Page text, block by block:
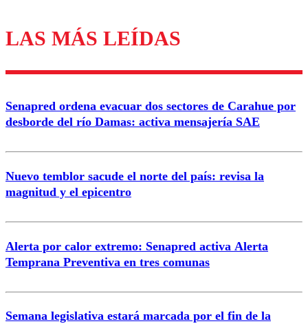
Los comentarios son moderados para garantizar un
diálogo respetuoso.
Correo
LAS MÁS LEÍDAS
Senapred ordena evacuar dos sectores de Carahue por
desborde del río Damas: activa mensajería SAE
Nuevo temblor sacude el norte del país: revisa la
magnitud y el epicentro
Alerta por calor extremo: Senapred activa Alerta
Temprana Preventiva en tres comunas
Semana legislativa estará marcada por el fin de la